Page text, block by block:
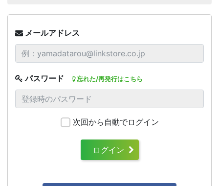
メールアドレス
パスワード 忘れた/再発行はこちら
次回から自動でログイン
ログイン